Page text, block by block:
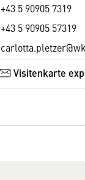
+43 5 90905 7319
+43 5 90905 57319
Visitenkarte